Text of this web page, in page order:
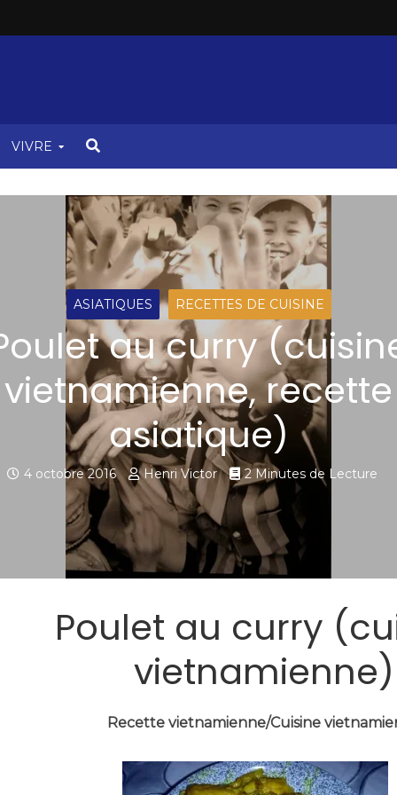
VIVRE
ASIATIQUES RECETTES DE CUISINE
au curry
vietnamienne, recette
asiatique)
4 octobre 2016 Henri Victor 2 Minutes de Lecture
Poulet au curry
vietnamienne)
Recette vietnamienne/Cuisine